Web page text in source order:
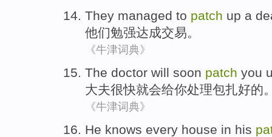
They managed to patch up a
他们勉强达成交易。
《牛津词典》
The doctor will soon patch you
大夫很快就会给你处理包扎好的
《牛津词典》
He knows every house in his